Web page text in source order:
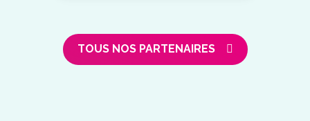
TOUS NOS PARTENAIRES